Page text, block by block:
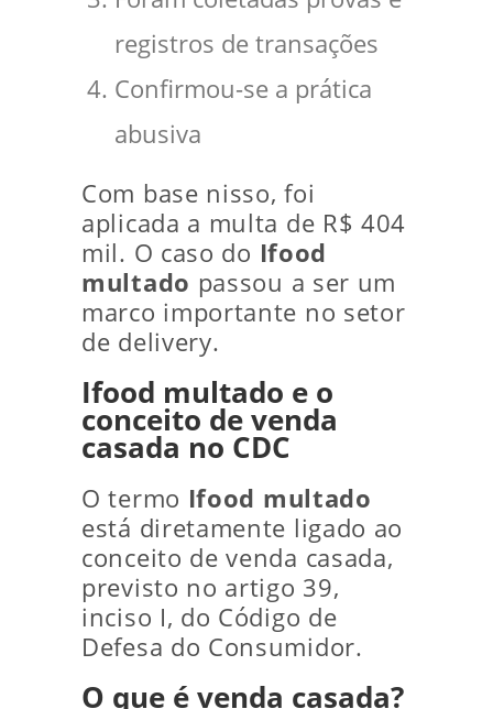
registros de transações
Confirmou-se a prática
abusiva
Com base nisso, foi
aplicada a multa de R$ 404
mil. O caso do Ifood
multado passou a ser um
marco importante no setor
de delivery.
Ifood multado e o
conceito de venda
casada no CDC
O termo Ifood multado
está diretamente ligado ao
conceito de venda casada,
previsto no artigo 39,
inciso I, do Código de
Defesa do Consumidor.
O que é venda casada?